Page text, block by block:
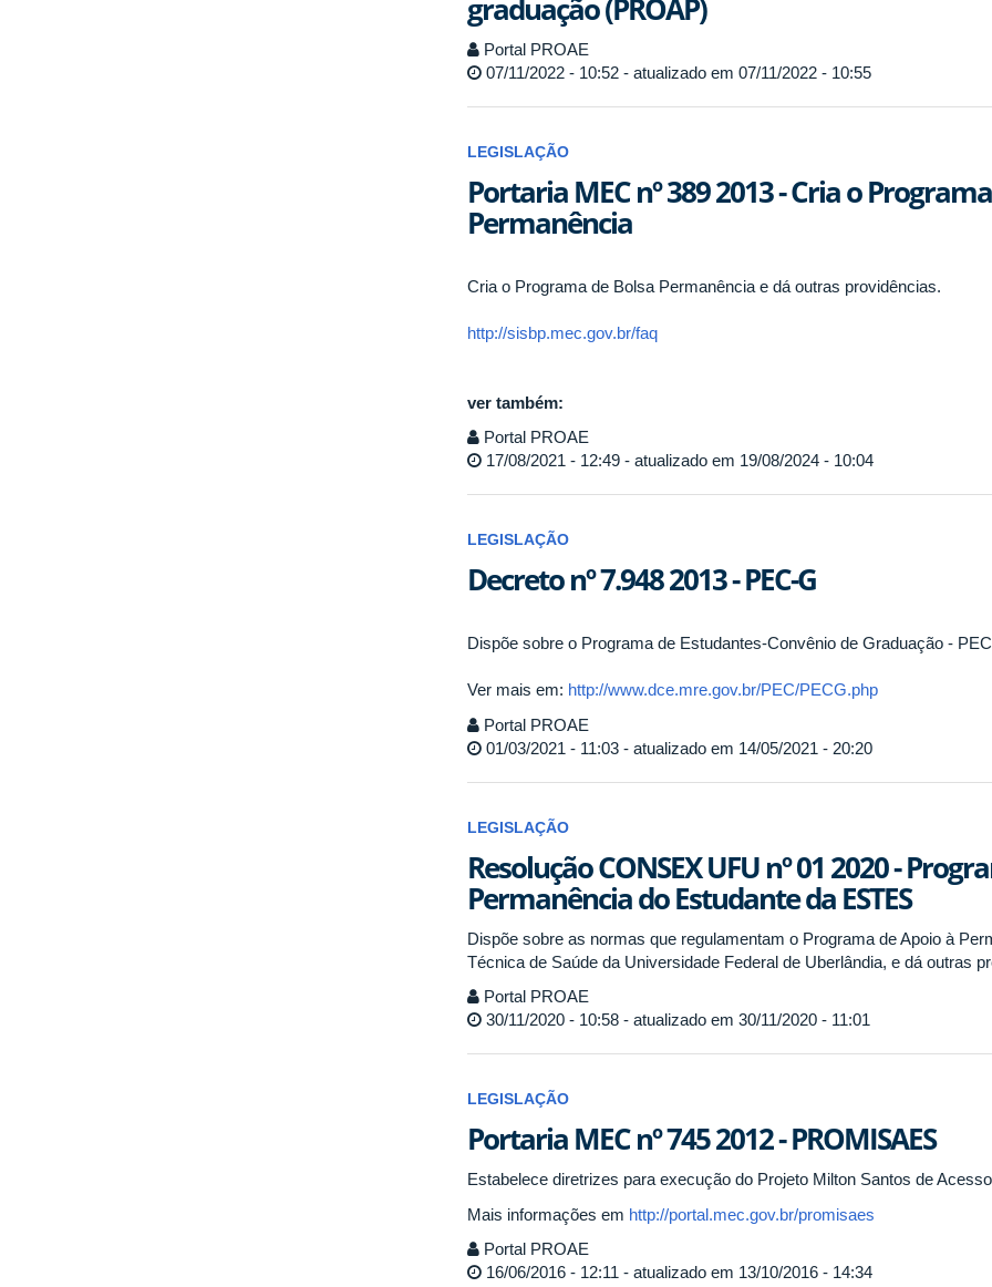
graduação (PROAP)
Portal PROAE
07/11/2022 - 10:52 - atualizado em 07/11/2022 - 10:55
LEGISLAÇÃO
Portaria MEC nº 389 2013 - Cria o
Permanência
Cria o Programa de Bolsa Permanência e dá outras providências.
http://sisbp.mec.gov.br/faq
ver também:
Portal PROAE
17/08/2021 - 12:49 - atualizado em 19/08/2024 - 10:04
LEGISLAÇÃO
Decreto nº 7.948 2013 - PEC-G
Dispõe sobre o Programa de Estudantes-Convênio de Graduação -
Ver mais em: http://www.dce.mre.gov.br/PEC/PECG.php
Portal PROAE
01/03/2021 - 11:03 - atualizado em 14/05/2021 - 20:20
LEGISLAÇÃO
Resolução CONSEX UFU nº 01 2020 -
Permanência do Estudante da ESTES
Dispõe sobre as normas que regulamentam o Programa de Apoio à
Técnica de Saúde da Universidade Federal de Uberlândia, e dá outras
Portal PROAE
30/11/2020 - 10:58 - atualizado em 30/11/2020 - 11:01
LEGISLAÇÃO
Portaria MEC nº 745 2012 - PROMISAES
Estabelece diretrizes para execução do Projeto Milton Santos de
Mais informações em http://portal.mec.gov.br/promisaes
Portal PROAE
16/06/2016 - 12:11 - atualizado em 13/10/2016 - 14:34